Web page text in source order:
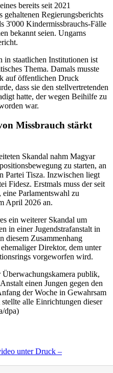
bereits seit 2021
gehaltenen Regierungsberichts
3'000 Kindermissbrauchs-Fälle
bekannt seien. Ungarns
in staatlichen Institutionen ist
Thema. Damals musste
auf öffentlichen Druck
dass sie den stellvertretenden
hatte, der wegen Beihilfe zu
war.
Missbrauch stärkt
Skandal nahm Magyar
zu starten, an
Partei Tisza. Inzwischen liegt
Fidesz. Erstmals muss der seit
Parlamentswahl zu
April 2026 an.
ein weiterer Skandal um
in einer Jugendstrafanstalt in
diesem Zusammenhang
Direktor, dem unter
vorgeworfen wird.
publik,
einen Jungen gegen den
der Woche in Gewahrsam
alle Einrichtungen dieser
dpa)
unter Druck –